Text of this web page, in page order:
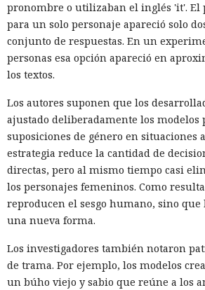
pronombre o utilizaban el inglés 'it'. El
para un solo personaje apareció solo
conjunto de respuestas. En un
personas esa opción apareció en
los textos.
Los autores suponen que los
ajustado deliberadamente los modelos
suposiciones de género en situaciones
estrategia reduce la cantidad de
directas, pero al mismo tiempo casi
los personajes femeninos. Como
reproducen el sesgo humano, sino
una nueva forma.
Los investigadores también notaron
de trama. Por ejemplo, los modelos
un búho viejo y sabio que reúne a los